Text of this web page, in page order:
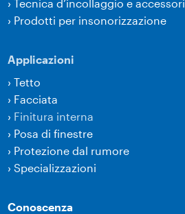
›Tecnica d’incollaggio e accessori
› Prodotti per insonorizzazione
Applicazioni
›Tetto
› Facciata
› Finitura interna
› Posa di finestre
› Protezione dal rumore
›Specializzazioni
Conoscenza